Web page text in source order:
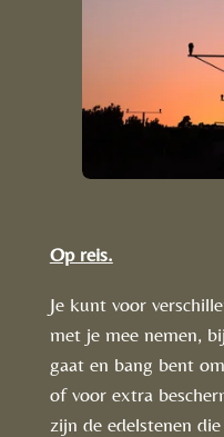
Op reis.
Je kunt voor
met je mee nemen,
gaat en bang bent
of voor extra
zijn de edelstenen